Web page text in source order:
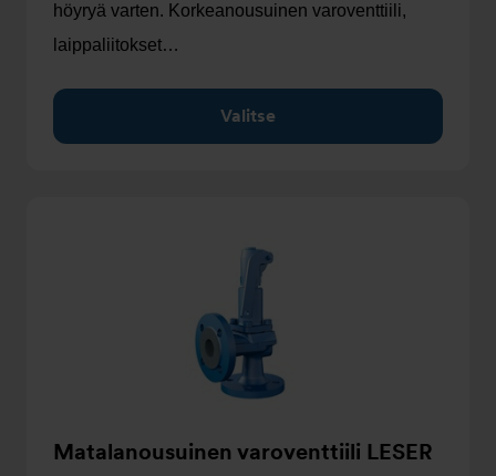
höyryä varten. Korkeanousuinen varoventtiili,
laippaliitokset…
Valitse
Matalanousuinen varoventtiili LESER